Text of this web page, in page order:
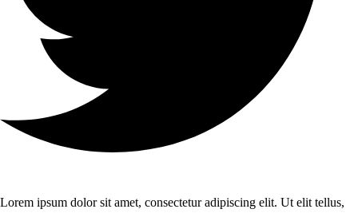
Lorem ipsum dolor sit amet, consectetur adipiscing elit. Ut elit tellus,